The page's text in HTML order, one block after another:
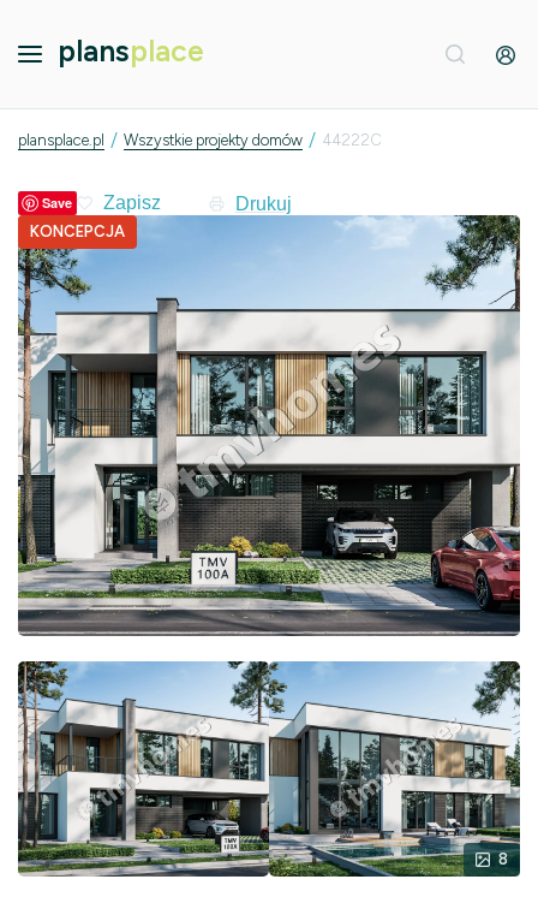
plansplace
plansplace.pl / Wszystkie projekty domów / 44222C
Save Drukuj
8
KONCEPCJA